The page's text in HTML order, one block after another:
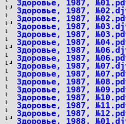
Здоровье, 1987,
Здоровье, 1987,
Здоровье, 1987,
Здоровье, 1987,
Здоровье, 1987,
Здоровье, 1987,
Здоровье, 1987,
Здоровье, 1987,
Здоровье, 1987,
Здоровье, 1987,
Здоровье, 1987,
Здоровье, 1987,
Здоровье, 1987,
Здоровье, 1987,
Здоровье, 1987,
Здоровье, 1988,